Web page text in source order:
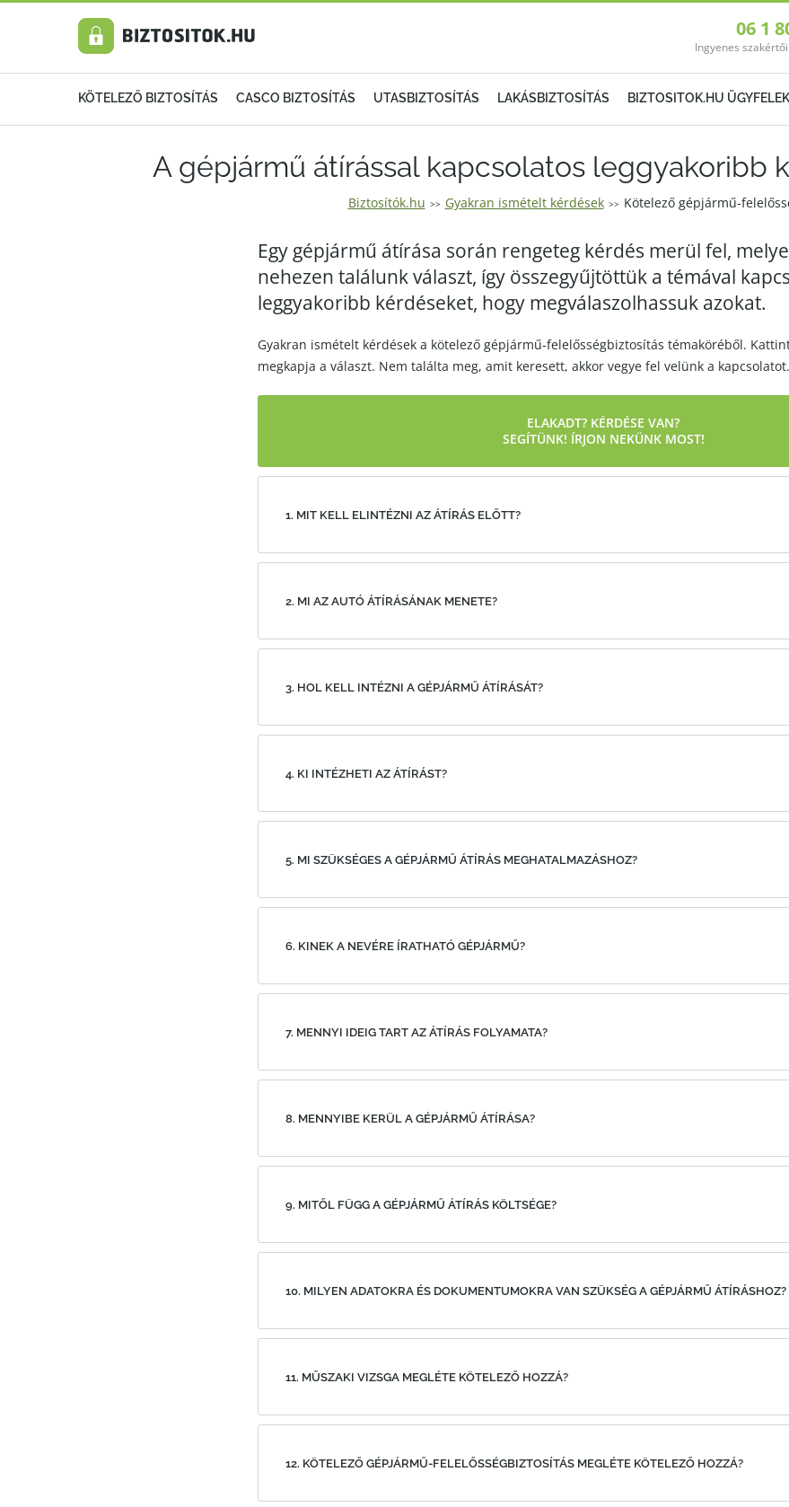
06 1
Ingyenes
KÖTELEZŐ BIZTOSÍTÁS CASCO BIZTOSÍTÁS UTASBIZTOSÍTÁS LAKÁSBIZTOSÍTÁS BIZTOSITOK.HU ÜGYFELEK
A gépjármű átírással kapcsolatos leggyakoribb
Biztosítók.hu >> Gyakran ismételt kérdések >> Kötelező gépjármű-
Egy gépjármű átírása során rengeteg kérdés merül fel,
nehezen találunk választ, így összegyűjtöttük a témával
leggyakoribb kérdéseket, hogy megválaszolhassuk azokat.
Gyakran ismételt kérdések a kötelező gépjármű-felelősségbiztosítás témaköréből.
megkapja a választ. Nem találta meg, amit keresett, akkor vegye fel velünk a kapcsolatot.
ELAKADT? KÉRDÉSE VAN?
SEGÍTÜNK! ÍRJON NEKÜNK MOST!
1. MIT KELL ELINTÉZNI AZ ÁTÍRÁS ELŐTT?
2. MI AZ AUTÓ ÁTÍRÁSÁNAK MENETE?
3. HOL KELL INTÉZNI A GÉPJÁRMŰ ÁTÍRÁSÁT?
4. KI INTÉZHETI AZ ÁTÍRÁST?
5. MI SZÜKSÉGES A GÉPJÁRMŰ ÁTÍRÁS MEGHATALMAZÁSHOZ?
6. KINEK A NEVÉRE ÍRATHATÓ GÉPJÁRMŰ?
7. MENNYI IDEIG TART AZ ÁTÍRÁS FOLYAMATA?
8. MENNYIBE KERÜL A GÉPJÁRMŰ ÁTÍRÁSA?
9. MITŐL FÜGG A GÉPJÁRMŰ ÁTÍRÁS KÖLTSÉGE?
10. MILYEN ADATOKRA ÉS DOKUMENTUMOKRA VAN SZÜKSÉG A GÉPJÁRMŰ ÁTÍRÁSHOZ?
11. MŰSZAKI VIZSGA MEGLÉTE KÖTELEZŐ HOZZÁ?
12. KÖTELEZŐ GÉPJÁRMŰ-FELELŐSSÉGBIZTOSÍTÁS MEGLÉTE KÖTELEZŐ HOZZÁ?